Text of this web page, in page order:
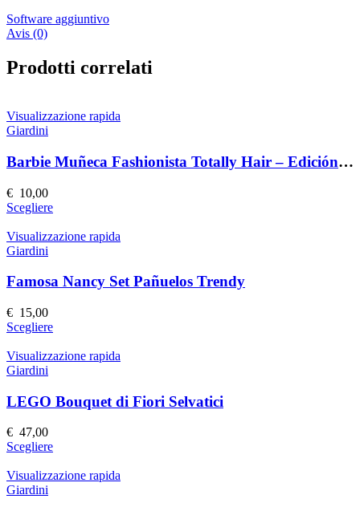
Software aggiuntivo
Avis (0)
Prodotti correlati
Visualizzazione rapida
Giardini
Barbie Muñeca Fashionista Totally Hair – Edición Speciale
€ 10,00
ScegliereQuesto
ha
Le
scelte
nella
pagina
prodotto
Visualizzazione rapida
Giardini
Famosa Nancy Set Pañuelos Trendy
€ 15,00
ScegliereQuesto
ha
Le
opzioni
scelte
nella
pagina
Visualizzazione rapida
Giardini
LEGO Bouquet di Fiori Selvatici
€ 47,00
ScegliereQuesto
ha
Visualizzazione rapida
Giardini